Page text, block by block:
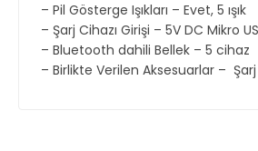
– Pil Gösterge Işıkları – Evet, 5 ışık
– Şarj Cihazı Girişi – 5V DC Mikro
– Bluetooth dahili Bellek – 5 cihaz
– Birlikte Verilen Aksesuarlar – Şarj